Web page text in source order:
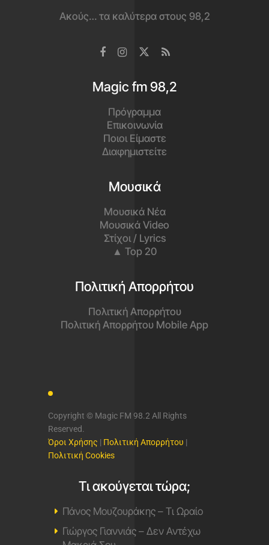
Ακούς… τα καλύτερα στους 98,2
Magic fm 98,2
Πρόγραμμα
Επικοινωνία
Ποιοι Είμαστε
Διαφημιστείτε
Μουσικά
Μουσικά Νέα
Μουσικά Video
Στίχοι / Lyrics
▲ Top 20
Πολιτική Απορρήτου
Πολιτική Απορρήτου
Πολιτική Απορρήτου Mobile App
Copyright © Magic FM 98.2 All Rights
Reserved.
Όροι Χρήσης | Πολιτική Απορρήτου |
Πολιτική Cookies
Τι ακούγεται τώρα;
Πάνος Μουζουράκης – Τι Ωραίο
Γιώργος Γιαννιάς – Δεν Αντέχω